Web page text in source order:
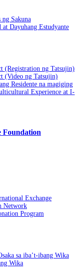
ng Sakuna
at Dayuhang Estudyante
(Registration ng Tatsujin)
(Video ng Tatsujin)
Residente na magiging
Experience at I-
Foundation
Exchange
Network
Program
sa iba’t-ibang Wika
Wika